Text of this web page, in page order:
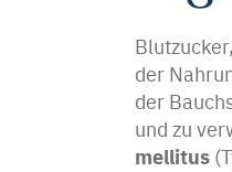
der
der
und zu
mellitus